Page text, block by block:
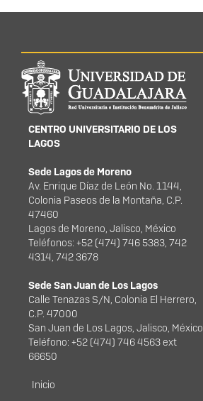
Información del
portal
CENTRO UNIVERSITARIO DE LOS
LAGOS
Sede Lagos de Moreno
Av. Enrique Díaz de León No. 1144,
Colonia Paseos de la Montaña, C.P.
47460
Lagos de Moreno, Jalisco, México
Teléfonos: +52 (474) 746 5383, 742
4314, 742 3678
Sede San Juan de Los Lagos
Calle Tenazas S/N, Colonia El Herrero,
C.P. 47000
San Juan de Los Lagos, Jalisco, México
Teléfono: +52 (474) 746 4563 ext
66650
Menú principal
Inicio